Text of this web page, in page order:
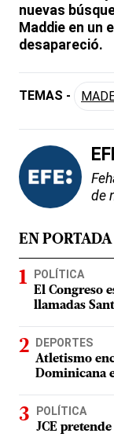
nuevas
Maddie en un
desapareció.
TEMAS -
de
EN PORTADA
POLÍTICA
El Congreso
llamadas
DEPORTES
Atletismo
Dominicana
POLÍTICA
JCE